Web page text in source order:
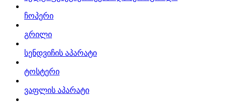
ჩოპერი
გრილი
სენდვიჩის აპარატი
ტოსტერი
ვაფლის აპარატი